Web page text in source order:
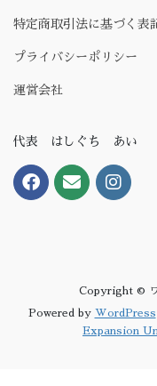
特定商取引法に基づく表
プライバシーポリシー
運営会社
代表 はしぐち あい
Copyright ©
Powered by WordPress
Expansion